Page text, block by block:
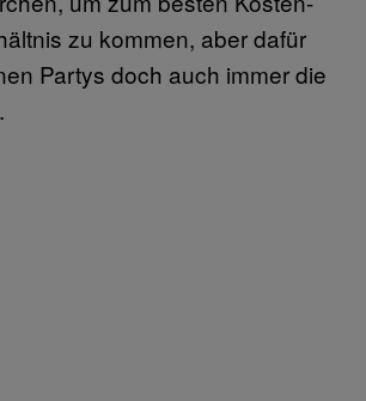
zu kommen, aber dafür
Partys doch auch immer die